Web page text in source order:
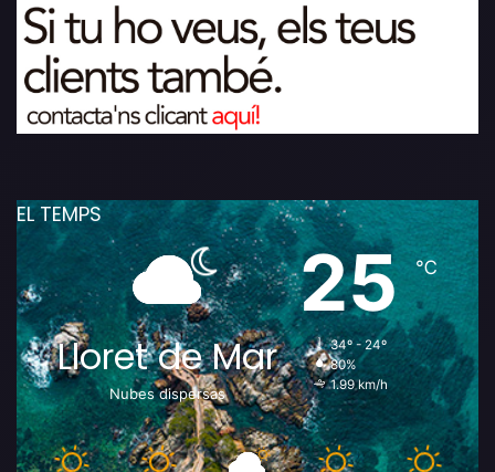
EL TEMPS
Lloret de Mar
Nubes dispersas
25℃
34º - 24º
80%
1.99 km/h